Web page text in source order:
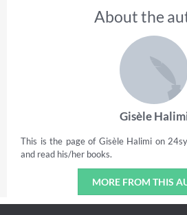
About the
Gisèle
This is the page of Gisèle Halimi on
and read his/her books.
MORE FROM THIS